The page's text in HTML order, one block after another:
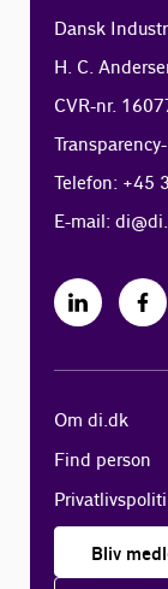
Dansk
H. C.
CVR-nr.
Telefon: +45
E-mail:
Om di.dk
Find person
Bliv